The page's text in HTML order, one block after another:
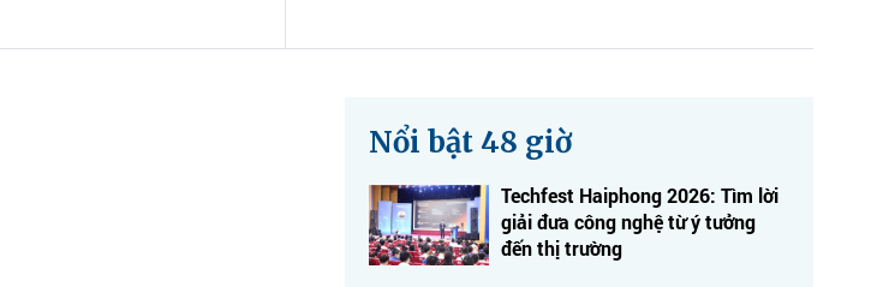
Nổi bật 48 giờ
Techfest Haiphong 2026: Tìm lời
giải đưa công nghệ từ ý tưởng
đến thị trường